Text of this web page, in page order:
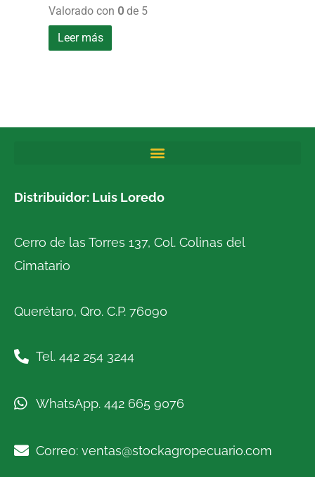
Valorado con 0 de 5
Leer más
Distribuidor: Luis Loredo
Cerro de las Torres 137, Col. Colinas del
Cimatario
Querétaro, Qro. C.P. 76090
Tel. 442 254 3244
WhatsApp. 442 665 9076
Correo: ventas@stockagropecuario.com